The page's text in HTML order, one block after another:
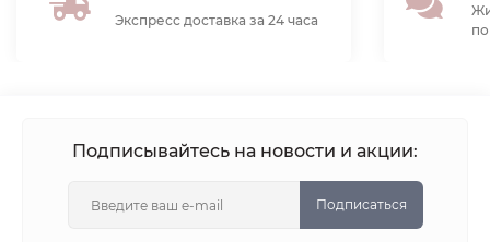
Экспресс доставка за 24 часа
Подписывайтесь на новости и акции:
Подписаться